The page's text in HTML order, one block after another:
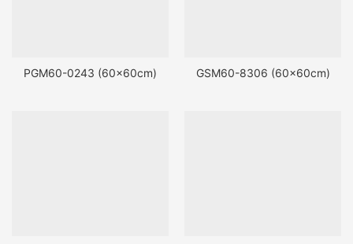
PGM60-0243 (60x60cm) GSM60-8306 (60x60cm)